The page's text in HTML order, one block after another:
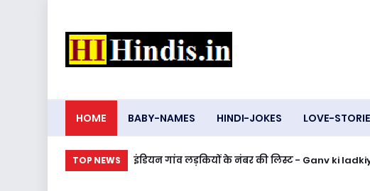
HOME BABY-NAMES HINDI-JOKES LOVE-
TOP NEWS इंडियन गांव लड़कियों के नंबर की लिस्ट - Ganv ki